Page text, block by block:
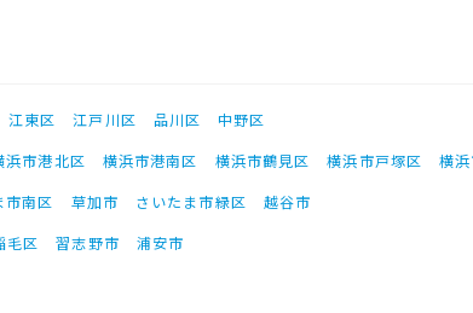
江東区 江戸川区 品川区
中野区
浜市港北区 横浜市港南区 横浜市鶴見区 横浜市戸塚区
横
市南区 草加市 さいたま市緑区
越谷市
毛区 習志野市 浦安市